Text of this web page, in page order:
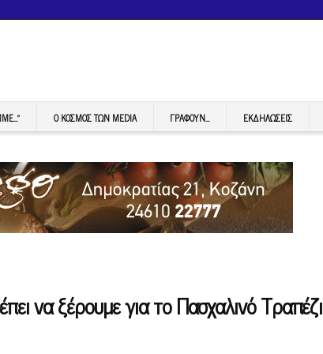
Ο ΚΟΣΜΟΣ ΤΩΝ MEDIA ΓΡΆΦΟΥΝ… ΕΚΔΗΛΏΣΕΙΣ
να ξέρουμε για το Πασχαλινό Τραπέζι